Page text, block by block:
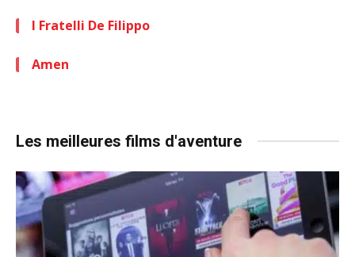
I Fratelli De Filippo
Amen
Les meilleures films d'aventure